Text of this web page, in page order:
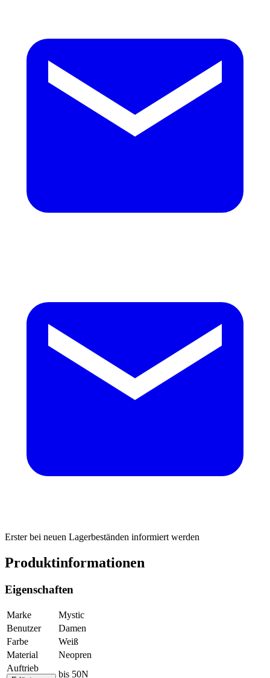
Erster bei neuen Lagerbeständen informiert werden
Produktinformationen
Eigenschaften
Marke
Mystic
Benutzer
Damen
Farbe
Weiß
Material
Neopren
Auftrieb
bis 50N